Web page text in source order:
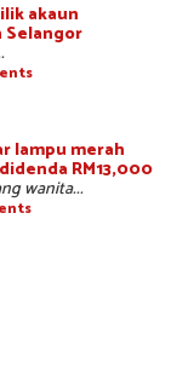
akaun
Selangor
lampu merah
RM13,000
wanita...